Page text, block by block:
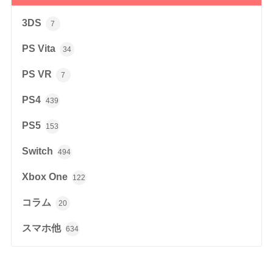
3DS 7
PS Vita 34
PS VR 7
PS4 439
PS5 153
Switch 494
Xbox One 122
コラム 20
スマホ他 634